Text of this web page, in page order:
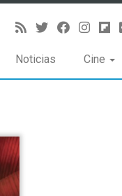
Noticias Cine